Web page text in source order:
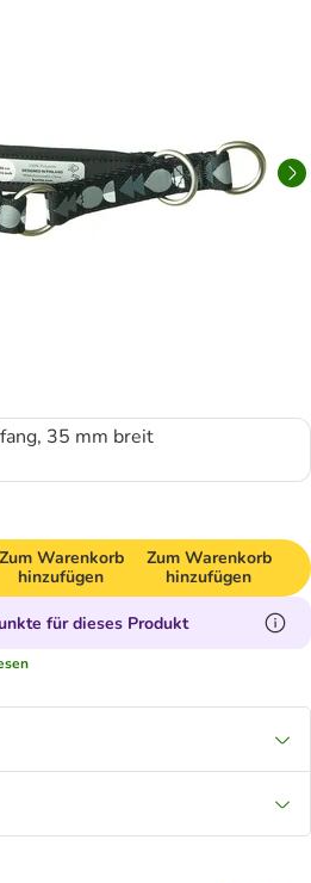
35 mm breit
Zum Warenkorb
hinzufügen
Zum Warenkorb
hinzufügen
für dieses Produkt